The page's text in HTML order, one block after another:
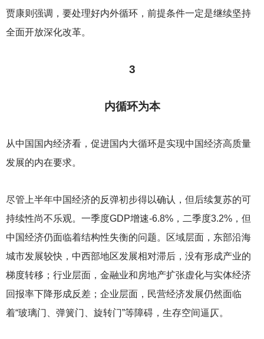
贾康则强调，要处理好内外循环，前提条件一定是继续坚持
全面开放深化改革。
3
内循环为本
从中国国内经济看，促进国内大循环是实现中国经济高质量
发展的内在要求。
尽管上半年中国经济的反弹初步得以确认，但后续复苏的可
持续性尚不乐观。一季度GDP增速-6.8%，二季度3.2%，但
中国经济仍面临着结构性失衡的问题。区域层面，东部沿海
城市发展较快，中西部地区发展相对滞后，没有形成产业的
梯度转移；行业层面，金融业和房地产扩张虚化与实体经济
回报率下降形成反差；企业层面，民营经济发展仍然面临
着“玻璃门、弹簧门、旋转门”等障碍，生存空间逼仄。